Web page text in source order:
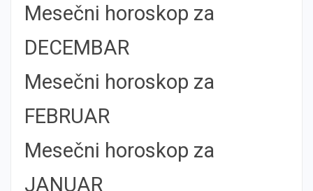
Mesečni horoskop za
DECEMBAR
Mesečni horoskop za
FEBRUAR
Mesečni horoskop za
JANUAR